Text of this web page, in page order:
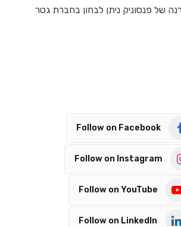
של פנסוניק ניתן לבחון בחברת גטר
Follow on Facebook
Follow on Instagram
Follow on YouTube
Follow on LinkedIn